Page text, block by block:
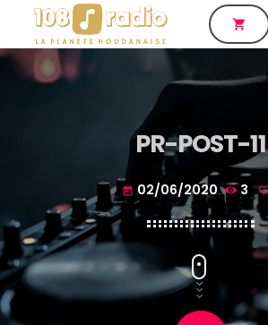
shopping_cart
PR-POST-11
today 02/06/2020 3